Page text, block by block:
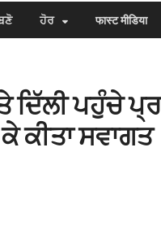
ਹੋਰ फास्ट मीडिया
ਦਿੱਲੀ ਪਹੁੰਚੇ
ਕੀਤਾ ਸਵਾਗਤ